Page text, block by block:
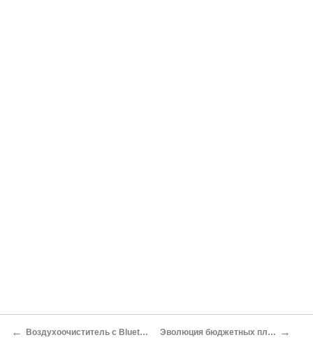
← Воздухоочиститель с Bluetooth, особенно эффективный при аллергии Николай Маслухин Эволюция бюджетных планшетов: нововведения 2014 года Алексей Стародымов →